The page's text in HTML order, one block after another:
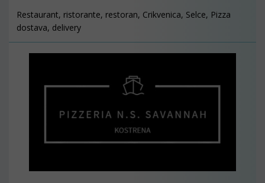
Restaurant, ristorante, restoran, Crikvenica, Selce, Pizza
dostava, delivery